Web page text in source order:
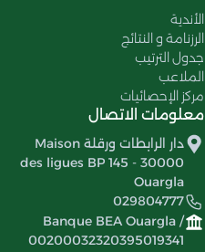
الأندية
الرزنامة و النتائج
جدول الترتيب
الملاعب
مركز الإحصائيات
معلومات الاتصال
دار الرابطات ورقلة Maison
des ligues BP 145 - 30000
Ouargla
029804777
Banque BEA Ouargla /
00200032320395019341